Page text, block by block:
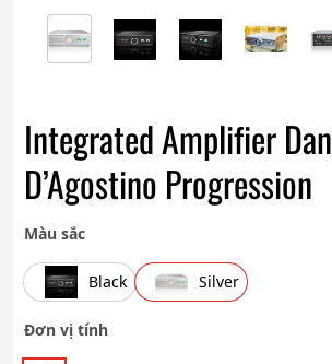
Integrated Amplifier Dan
D’Agostino Progression
Màu sắc
Black Silver
Đơn vị tính